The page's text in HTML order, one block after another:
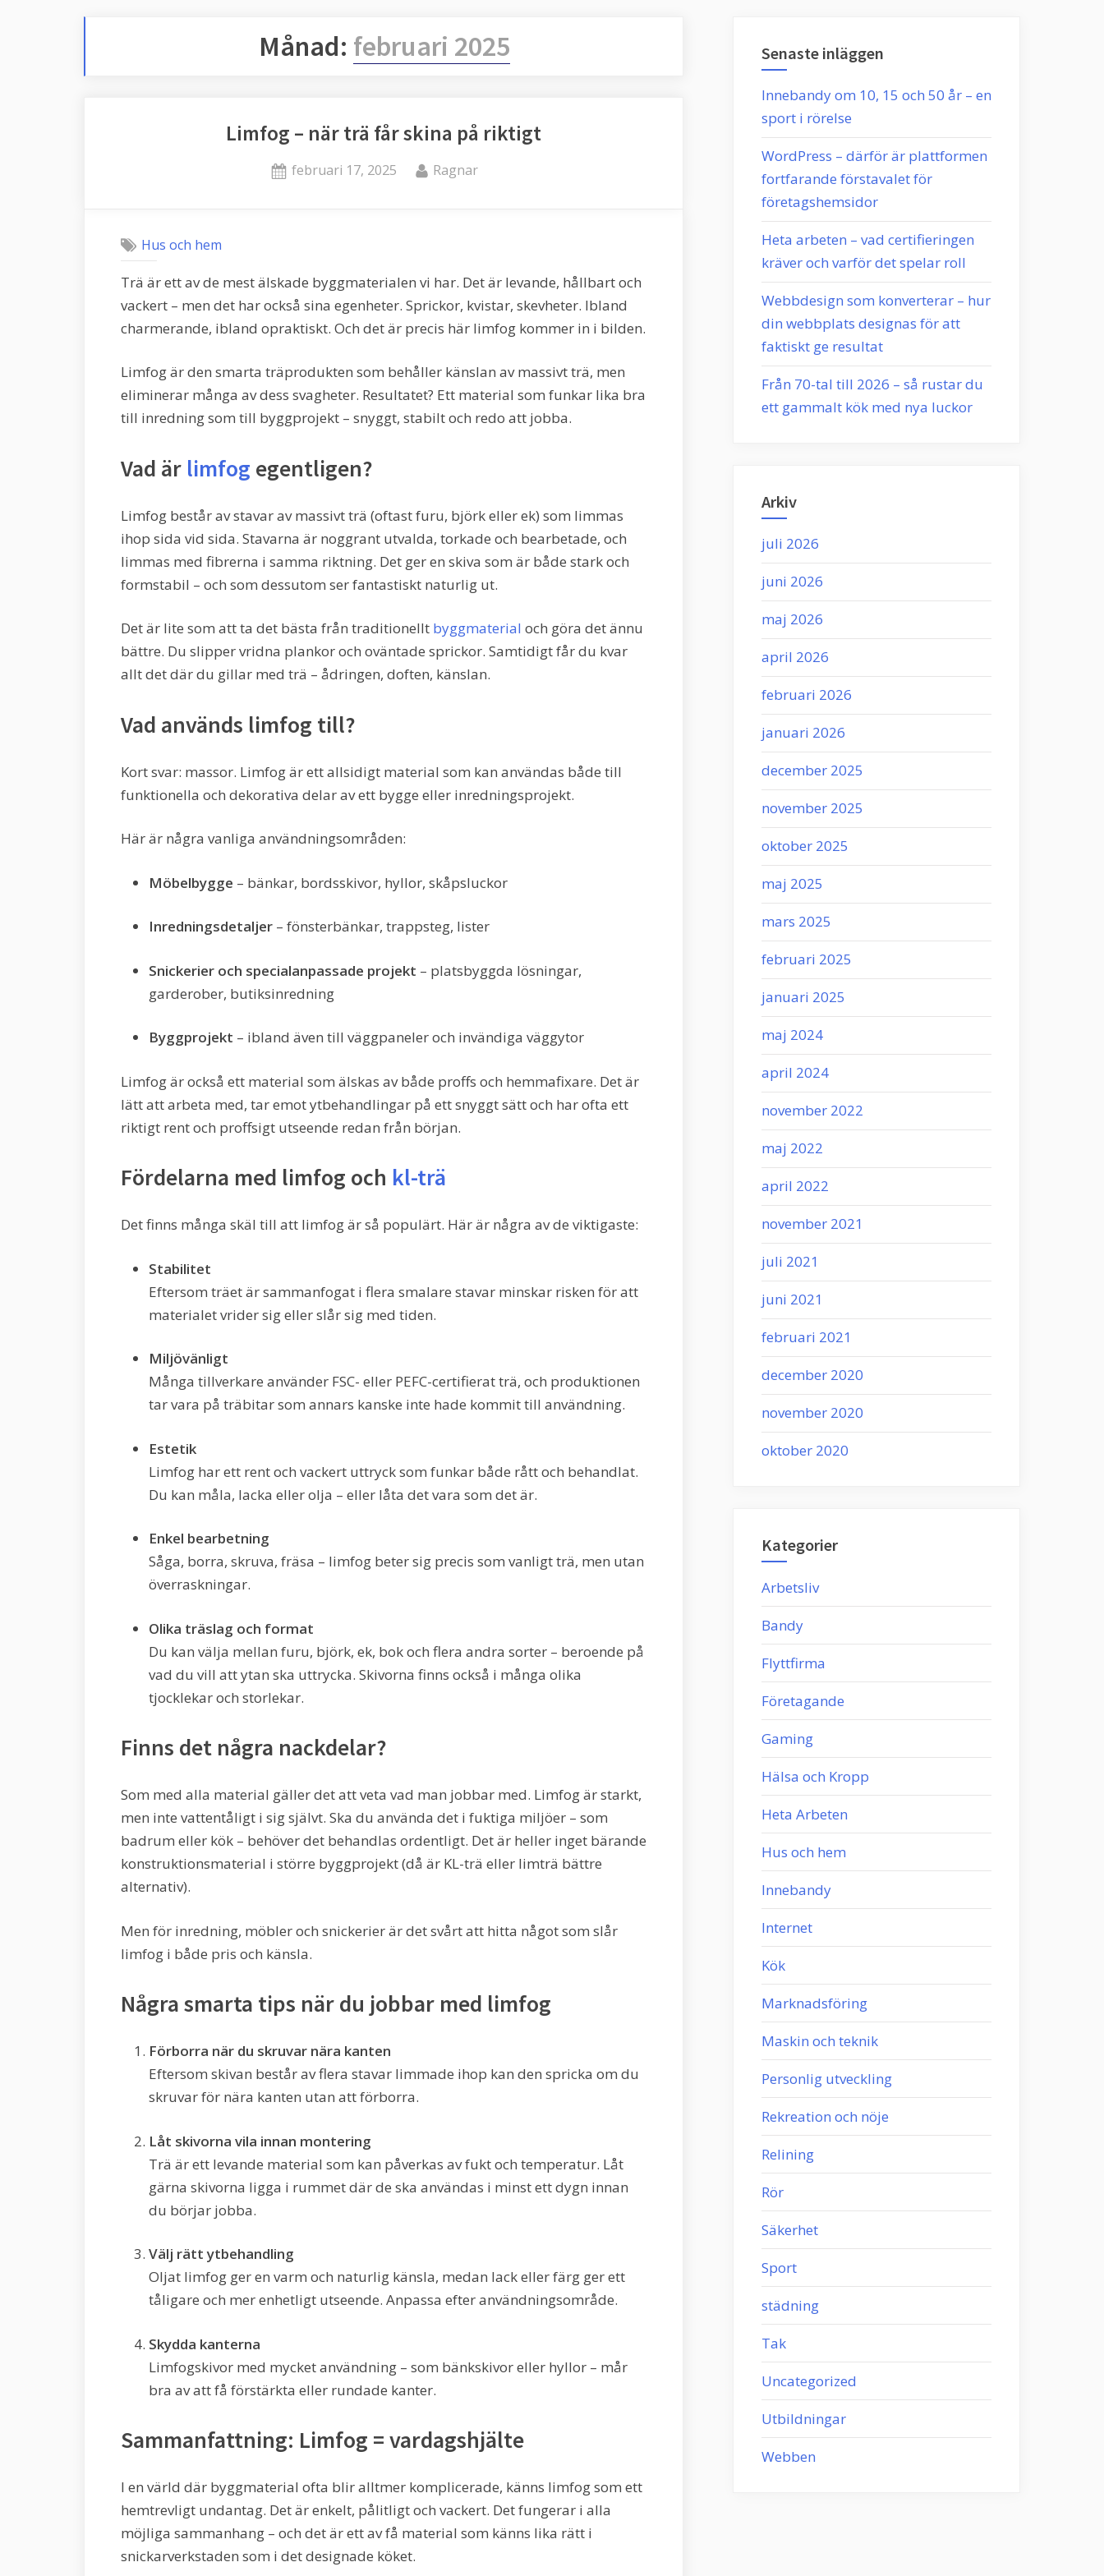
Månad: februari 2025
Limfog – när trä får skina på riktigt
Posted
februari 17, 2025 By
Ragnar
Hus och hem
Trä är ett av de mest älskade byggmaterialen vi har. Det är levande, hållbart och
vackert – men det har också sina egenheter. Sprickor, kvistar, skevheter. Ibland
charmerande, ibland opraktiskt. Och det är precis här limfog kommer in i bilden.
Limfog är den smarta träprodukten som behåller känslan av massivt trä, men
eliminerar många av dess svagheter. Resultatet? Ett material som funkar lika bra
till inredning som till byggprojekt – snyggt, stabilt och redo att jobba.
Vad är limfog egentligen?
Limfog består av stavar av massivt trä (oftast furu, björk eller ek) som limmas
ihop sida vid sida. Stavarna är noggrant utvalda, torkade och bearbetade, och
limmas med fibrerna i samma riktning. Det ger en skiva som är både stark och
formstabil – och som dessutom ser fantastiskt naturlig ut.
Det är lite som att ta det bästa från traditionellt byggmaterial och göra det ännu
bättre. Du slipper vridna plankor och oväntade sprickor. Samtidigt får du kvar
allt det där du gillar med trä – ådringen, doften, känslan.
Vad används limfog till?
Kort svar: massor. Limfog är ett allsidigt material som kan användas både till
funktionella och dekorativa delar av ett bygge eller inredningsprojekt.
Här är några vanliga användningsområden:
Möbelbygge – bänkar, bordsskivor, hyllor, skåpsluckor
Inredningsdetaljer – fönsterbänkar, trappsteg, lister
Snickerier och specialanpassade projekt – platsbyggda lösningar,
garderober, butiksinredning
Byggprojekt – ibland även till väggpaneler och invändiga väggytor
Limfog är också ett material som älskas av både proffs och hemmafixare. Det är
lätt att arbeta med, tar emot ytbehandlingar på ett snyggt sätt och har ofta ett
riktigt rent och proffsigt utseende redan från början.
Fördelarna med limfog och kl-trä
Det finns många skäl till att limfog är så populärt. Här är några av de viktigaste:
Stabilitet
Eftersom träet är sammanfogat i flera smalare stavar minskar risken för att
materialet vrider sig eller slår sig med tiden.
Miljövänligt
Många tillverkare använder FSC- eller PEFC-certifierat trä, och produktionen
tar vara på träbitar som annars kanske inte hade kommit till användning.
Estetik
Limfog har ett rent och vackert uttryck som funkar både rått och behandlat.
Du kan måla, lacka eller olja – eller låta det vara som det är.
Enkel bearbetning
Såga, borra, skruva, fräsa – limfog beter sig precis som vanligt trä, men utan
överraskningar.
Olika träslag och format
Du kan välja mellan furu, björk, ek, bok och flera andra sorter – beroende på
vad du vill att ytan ska uttrycka. Skivorna finns också i många olika
tjocklekar och storlekar.
Finns det några nackdelar?
Som med alla material gäller det att veta vad man jobbar med. Limfog är starkt,
men inte vattentåligt i sig självt. Ska du använda det i fuktiga miljöer – som
badrum eller kök – behöver det behandlas ordentligt. Det är heller inget bärande
konstruktionsmaterial i större byggprojekt (då är KL-trä eller limträ bättre
alternativ).
Men för inredning, möbler och snickerier är det svårt att hitta något som slår
limfog i både pris och känsla.
Några smarta tips när du jobbar med limfog
Förborra när du skruvar nära kanten
Eftersom skivan består av flera stavar limmade ihop kan den spricka om du
skruvar för nära kanten utan att förborra.
Låt skivorna vila innan montering
Trä är ett levande material som kan påverkas av fukt och temperatur. Låt
gärna skivorna ligga i rummet där de ska användas i minst ett dygn innan
du börjar jobba.
Välj rätt ytbehandling
Oljat limfog ger en varm och naturlig känsla, medan lack eller färg ger ett
tåligare och mer enhetligt utseende. Anpassa efter användningsområde.
Skydda kanterna
Limfogskivor med mycket användning – som bänkskivor eller hyllor – mår
bra av att få förstärkta eller rundade kanter.
Sammanfattning: Limfog = vardagshjälte
I en värld där byggmaterial ofta blir alltmer komplicerade, känns limfog som ett
hemtrevligt undantag. Det är enkelt, pålitligt och vackert. Det fungerar i alla
möjliga sammanhang – och det är ett av få material som känns lika rätt i
snickarverkstaden som i det designade köket.
Senaste inläggen
Innebandy om 10, 15 och 50 år – en
sport i rörelse
WordPress – därför är plattformen
fortfarande förstavalet för
företagshemsidor
Heta arbeten – vad certifieringen
kräver och varför det spelar roll
Webbdesign som konverterar – hur
din webbplats designas för att
faktiskt ge resultat
Från 70-tal till 2026 – så rustar du
ett gammalt kök med nya luckor
Arkiv
juli 2026
juni 2026
maj 2026
april 2026
februari 2026
januari 2026
december 2025
november 2025
oktober 2025
maj 2025
mars 2025
februari 2025
januari 2025
maj 2024
april 2024
november 2022
maj 2022
april 2022
november 2021
juli 2021
juni 2021
februari 2021
december 2020
november 2020
oktober 2020
Kategorier
Arbetsliv
Bandy
Flyttfirma
Företagande
Gaming
Hälsa och Kropp
Heta Arbeten
Hus och hem
Innebandy
Internet
Kök
Marknadsföring
Maskin och teknik
Personlig utveckling
Rekreation och nöje
Relining
Rör
Säkerhet
Sport
städning
Tak
Uncategorized
Utbildningar
Webben